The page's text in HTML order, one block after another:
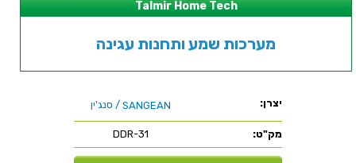
Talmir Home Tech
מערכות שמע ותחנות עגינה
יצרן: SANGEAN / סנג'ין
מק"ט: DDR-31